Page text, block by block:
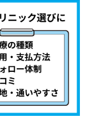
】後悔しないため
討しよう！
に解説！
で進む
問10選！